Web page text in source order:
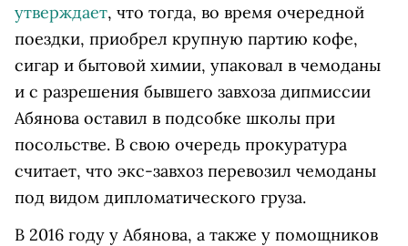
утверждает, что тогда, во время очередной
поездки, приобрел крупную партию кофе,
сигар и бытовой химии, упаковал в чемоданы
и с разрешения бывшего завхоза дипмиссии
Абянова оставил в подсобке школы при
посольстве. В свою очередь прокуратура
считает, что экс-завхоз перевозил чемоданы
под видом дипломатического груза.
В 2016 году у Абянова, а также у помощников